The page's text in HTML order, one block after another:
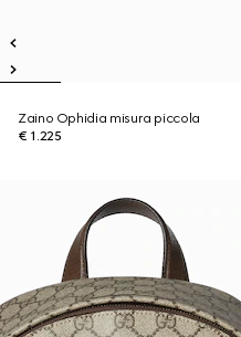
Zaino Ophidia misura piccola
€ 1.225